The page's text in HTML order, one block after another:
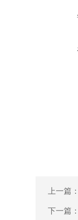
上一篇
下一篇